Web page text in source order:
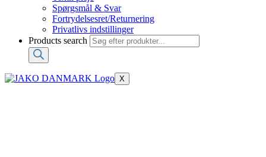
Spørgsmål & Svar
Fortrydelsesret/Returnering
Privatlivs indstillinger
Products search
X